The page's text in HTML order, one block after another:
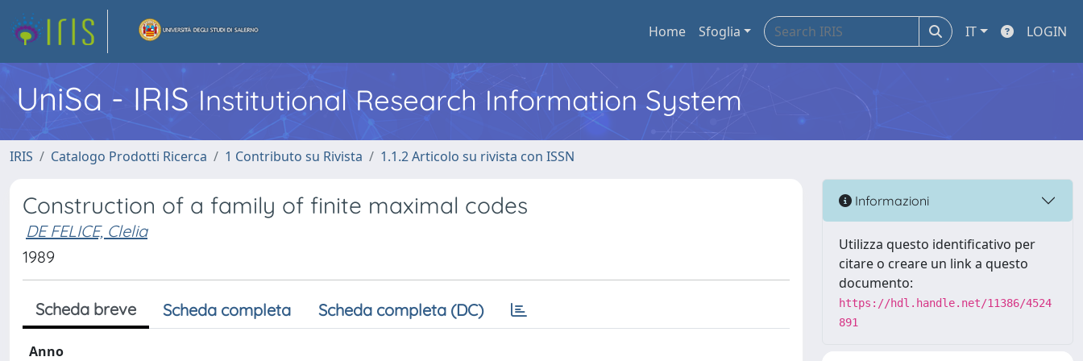
Home Sfoglia IT LOGIN
UniSa - IRIS Institutional Research Information System
IRIS Catalogo Prodotti Ricerca 1 Contributo su Rivista 1.1.2 Articolo su rivista con ISSN
Construction of a family of finite maximal codes
DE FELICE, Clelia
1989
Scheda breve Scheda completa Scheda completa (DC)
Anno
Informazioni
Utilizza questo identificativo per
citare o creare un link a questo
documento:
https://hdl.handle.net/11386/4524
891